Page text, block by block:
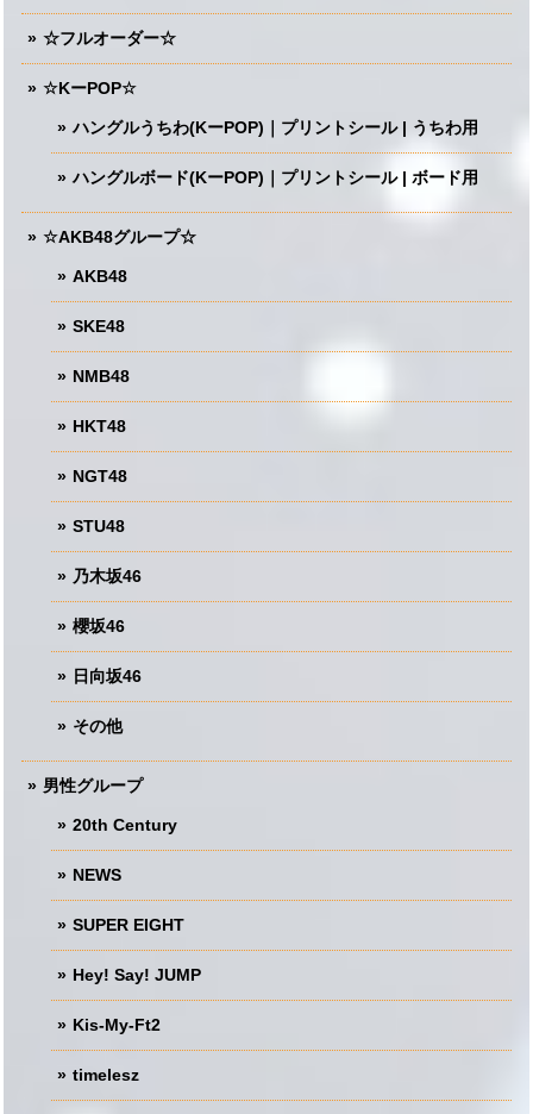
☆フルオーダー☆
☆KーPOP☆
ハングルうちわ(KーPOP)｜プリントシール | うちわ用
ハングルボード(KーPOP)｜プリントシール | ボード用
☆AKB48グループ☆
AKB48
SKE48
NMB48
HKT48
NGT48
STU48
乃木坂46
櫻坂46
日向坂46
その他
男性グループ
20th Century
NEWS
SUPER EIGHT
Hey! Say! JUMP
Kis-My-Ft2
timelesz